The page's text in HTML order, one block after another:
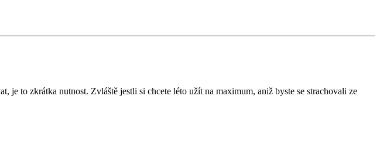
to zkrátka nutnost. Zvláště jestli si chcete léto užít na maximum, aniž byste se strachovali ze